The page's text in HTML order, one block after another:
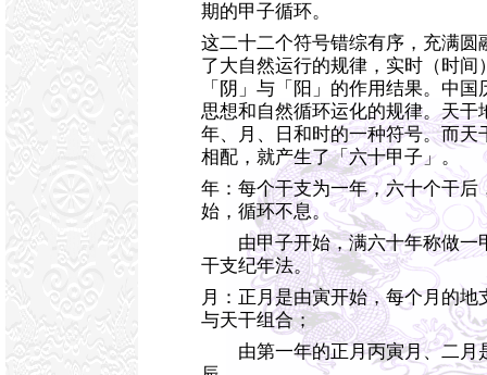
期的甲子循环。
这二十二个符号错综有序，充满圆
了大自然运行的规律，实时（时间
「阴」与「阳」的作用结果。中
思想和自然循环运化的规律。天干
年、月、日和时的一种符号。而天
相配，就产生了「六十甲子」。
年：每个干支为一年，六十个干后
始，循环不息。
由甲子开始，满六十年称做一
干支纪年法。
月：正月是由寅开始，每个月的
与天干组合；
由第一年的正月丙寅月、二月